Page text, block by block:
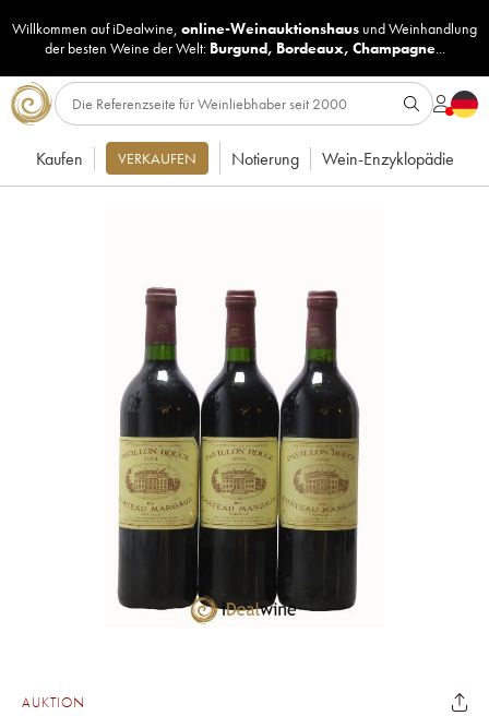
Willkommen auf iDealwine, online-Weinauktionshaus undWeinhandlung
der besten Weine der Welt: Burgund, Bordeaux, Champagne...
Kaufen VERKAUFEN Notierung Wein-Enzyklopädie
AUKTION